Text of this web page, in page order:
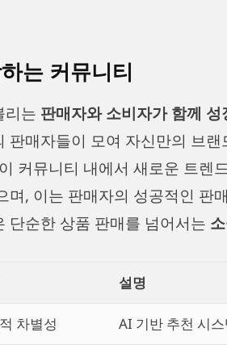
는 커뮤니티
리는 판매자와 소비자가 함께
판매자들이 모여 자신만의 브
커뮤니티 내에서 새로운 트렌
며, 이는 판매자의 성공적인 판
단순한 상품 판매를 넘어서는
설명
차별성 AI 기반 추천 시